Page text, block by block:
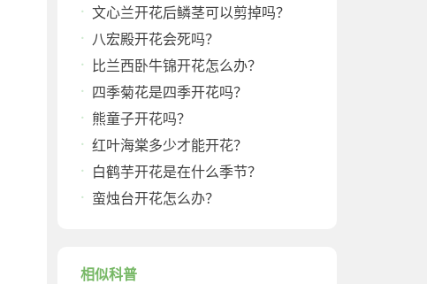
文心兰开花后鳞茎可以剪掉吗？
八宏殿开花会死吗？
比兰西卧牛锦开花怎么办？
四季菊花是四季开花吗？
熊童子开花吗？
红叶海棠多少才能开花？
白鹤芋开花是在什么季节？
蛮烛台开花怎么办？
相似科普